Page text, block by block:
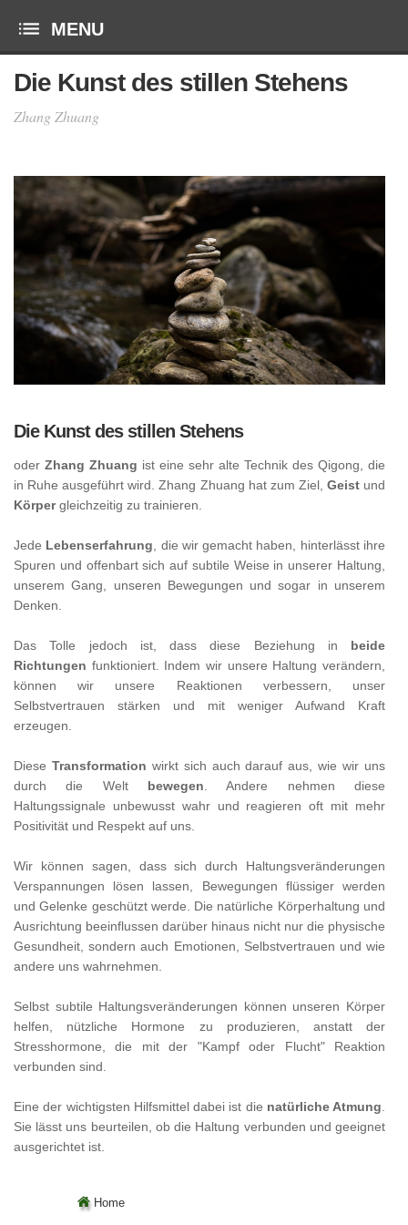
Die Kunst des stillen Stehens
Zhang Zhuang
Die Kunst des stillen Stehens
oder Zhang Zhuang ist eine sehr alte Technik des Qigong, die
in Ruhe ausgeführt wird. Zhang Zhuang hat zum Ziel, Geistund
Körpergleichzeitig zu trainieren.
Jede Lebenserfahrung , die wir gemacht haben, hinterlässt ihre
Spuren und offenbart sich auf subtile Weise in unserer Haltung,
unserem Gang, unseren Bewegungen und sogar in unserem
Denken.
Das Tolle jedoch ist, dass diese Beziehung in beide
Richtungen funktioniert. Indem wir unsere Haltung verändern,
können wir unsere Reaktionen verbessern, unser
Selbstvertrauen stärken und mit weniger Aufwand Kraft
erzeugen.
Diese Transformation wirkt sich auch darauf aus, wie wir uns
durch die Welt bewegen . Andere nehmen diese
Haltungssignale unbewusst wahr und reagieren oft mit mehr
Positivität und Respekt auf uns.
Wir können sagen, dass sich durch Haltungsveränderungen
Verspannungen lösen lassen, Bewegungen flüssiger werden
und Gelenke geschützt werde. Die natürliche Körperhaltung und
Ausrichtung beeinflussen darüber hinaus nicht nur die physische
Gesundheit, sondern auch Emotionen, Selbstvertrauen und wie
andere uns wahrnehmen.
Selbst subtile Haltungsveränderungen können unseren Körper
helfen, nützliche Hormone zu produzieren, anstatt der
Stresshormone, die mit der "Kampf oder Flucht" Reaktion
verbunden sind.
Eine der wichtigsten Hilfsmittel dabei ist die natürliche Atmung
Sie lässt uns beurteilen, ob die Haltung verbunden und geeignet
ausgerichtet ist.
Home